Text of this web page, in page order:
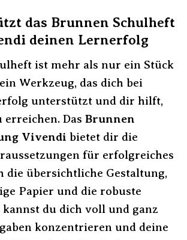
das Brunnen Schulheft
deinen Lernerfolg
ist mehr als nur ein Stück
Werkzeug, das dich bei
unterstützt und dir hilft,
erreichen. Das Brunnen
Vivendi bietet dir die
für erfolgreiches
die übersichtliche Gestaltung,
Papier und die robuste
du dich voll und ganz
konzentrieren und deine